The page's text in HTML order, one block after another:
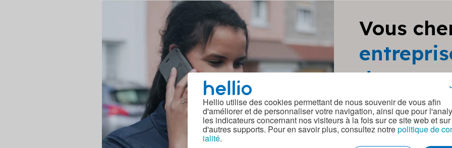
Hellio utilise des cookies permettant de nous souvenir de vous afin
d'améliorer et de personnaliser votre navigation, ainsi que pour
les indicateurs concernant nos visiteurs à la fois sur ce site web et sur
d'autres supports. Pour en savoir plus, consultez notrepolitique de
ialité.
Vous
dans
Hellio vous met en
près de chez vous,
travaux qui vous